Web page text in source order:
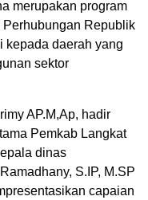
merupakan program
Republik
kepada daerah yang
sektor
AP.M,Ap, hadir
Pemkab Langkat
dinas
S.IP, M.SP
capaian